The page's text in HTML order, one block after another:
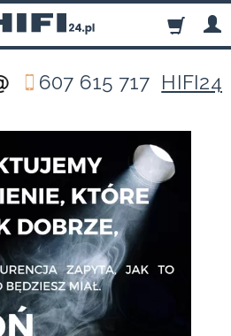
607 615 717 HIFI24